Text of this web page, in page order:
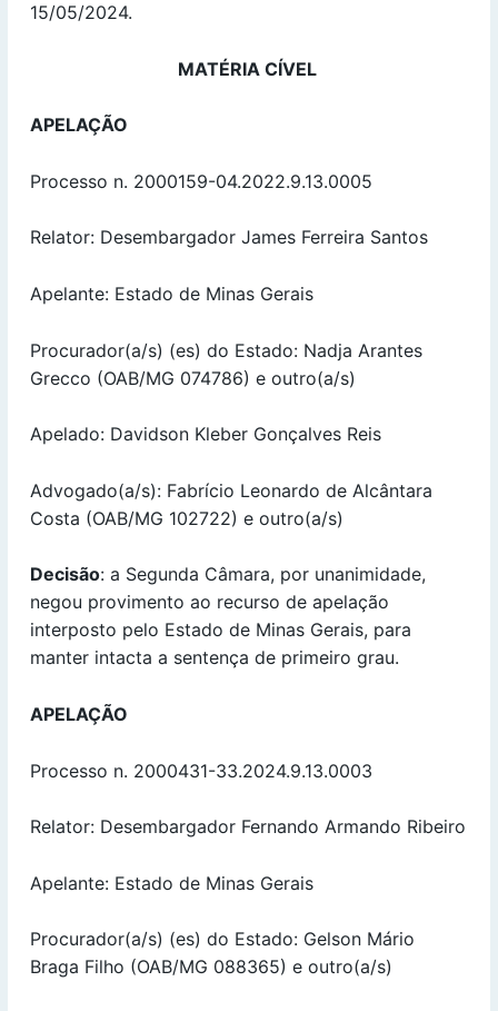
15/05/2024.
MATÉRIA CÍVEL
APELAÇÃO
Processo n. 2000159-04.2022.9.13.0005
Relator: Desembargador James Ferreira Santos
Apelante: Estado de Minas Gerais
Procurador(a/s) (es) do Estado: Nadja Arantes
Grecco (OAB/MG 074786) e outro(a/s)
Apelado: Davidson Kleber Gonçalves Reis
Advogado(a/s): Fabrício Leonardo de Alcântara
Costa (OAB/MG 102722) e outro(a/s)
Decisão: a Segunda Câmara, por unanimidade,
negou provimento ao recurso de apelação
interposto pelo Estado de Minas Gerais, para
manter intacta a sentença de primeiro grau.
APELAÇÃO
Processo n. 2000431-33.2024.9.13.0003
Relator: Desembargador Fernando Armando Ribeiro
Apelante: Estado de Minas Gerais
Procurador(a/s) (es) do Estado: Gelson Mário
Braga Filho (OAB/MG 088365) e outro(a/s)